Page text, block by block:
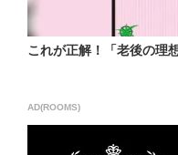
これが正解！「老後の理
AD(ROOMS)